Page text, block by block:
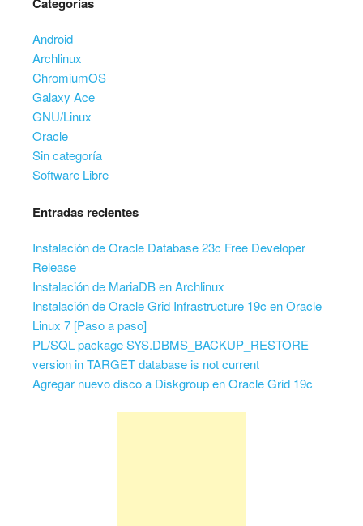
Android
Archlinux
ChromiumOS
Galaxy Ace
GNU/Linux
Oracle
Sin categoría
Software Libre
Entradas recientes
Instalación de Oracle Database 23c Free Developer
Release
Instalación de MariaDB en Archlinux
Instalación de Oracle Grid Infrastructure 19c en Oracle
Linux 7 [Paso a paso]
PL/SQL package SYS.DBMS_BACKUP_RESTORE
version in TARGET database is not current
Agregar nuevo disco a Diskgroup en Oracle Grid 19c